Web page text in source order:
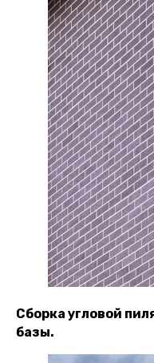
Сборка угловой
базы.